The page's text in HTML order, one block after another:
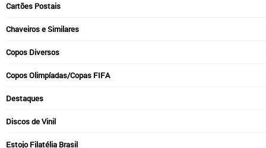
Cartões Postais
Chaveiros e Similares
Copos Diversos
Copos Olimpíadas/Copas FIFA
Destaques
Discos de Vinil
Estojo Filatélia Brasil